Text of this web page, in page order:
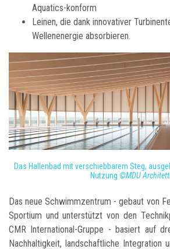
Aquatics-konform
Leinen, die dank innovativer
Wellenenergie absorbieren.
Das Hallenbad mit verschiebbarem Steg,
Nutzung ©MDU
Das neue Schwimmzentrum - gebaut von
Sportium und unterstützt von den
CMR International-Gruppe - basiert auf
Nachhaltigkeit, landschaftliche Integration